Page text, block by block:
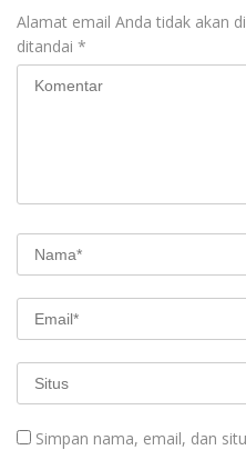
Alamat email Anda tidak akan
ditandai *
Simpan nama, email, dan